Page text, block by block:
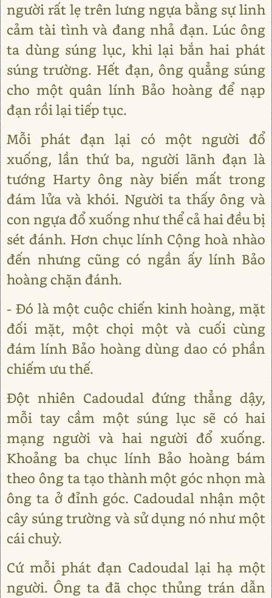
người rất lẹ trên lưng ngựa bằng sự linh
cảm tài tình và đang nhả đạn. Lúc ông
ta dùng súng lục, khi lại bắn hai phát
súng trường. Hết đạn, ông quẳng súng
cho một quân lính Bảo hoàng để nạp
đạn rồi lại tiếp tục.
Mỗi phát đạn lại có một người đổ
xuống, lần thứ ba, người lãnh đạn là
tướng Harty ông này biến mất trong
đám lửa và khói. Người ta thấy ông và
con ngựa đổ xuống như thể cả hai đều bị
sét đánh. Hơn chục lính Cộng hoà nhào
đến nhưng cũng có ngần ấy lính Bảo
hoàng chặn đánh.
- Đó là một cuộc chiến kinh hoàng, mặt
đối mặt, một chọi một và cuối cùng
đám lính Bảo hoàng dùng dao có phần
chiếm ưu thế.
Đột nhiên Cadoudal đứng thẳng dậy,
mỗi tay cầm một súng lục sẽ có hai
mạng người và hai người đổ xuống.
Khoảng ba chục lính Bảo hoàng bám
theo ông ta tạo thành một góc nhọn mà
ông ta ở đỉnh góc. Cadoudal nhận một
cây súng trường và sử dụng nó như một
cái chuỳ.
Cứ mỗi phát đạn Cadoudal lại hạ một
người. Ông ta đã chọc thủng trán dẫn